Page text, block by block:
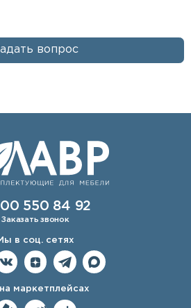
вопрос
550 84 92
Заказать звонок
в соц. сетях
маркетплейсах